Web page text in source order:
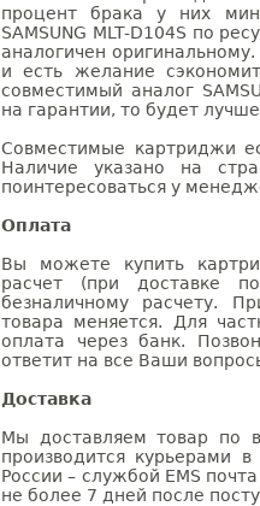
процент брака у них
SAMSUNG MLT-D104S по
аналогичен
и есть желание
совместимый аналог
на гарантии, то будет
Совместимые картриджи
Наличие указано на
поинтересоваться у
Оплата
Вы можете купить
расчет (при доставке
безналичному расчету.
товара меняется. Для
оплата через банк.
ответит на все Ваши
Доставка
Мы доставляем товар по
производится курьерами
России – службой EMS
не более 7 дней после